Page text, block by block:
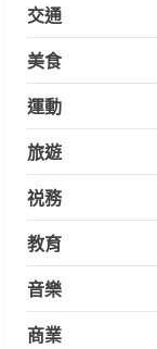
交通
美食
運動
旅遊
祱務
教育
音樂
商業